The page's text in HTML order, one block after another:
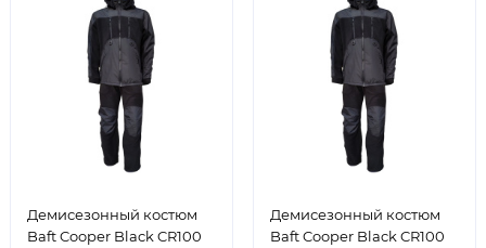
Демисезонный костюм
Baft Cooper Black CR100
Демисезонный костюм
Baft Cooper Black CR100